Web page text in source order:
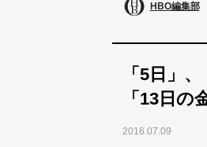
HBO編集部
「5日」
「13日の
2016.07.09